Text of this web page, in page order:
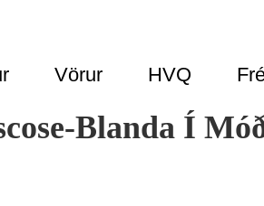
Vörur HVQ
Blanda Í